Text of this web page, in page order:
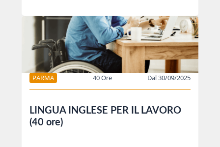
PARMA 40 Ore Dal 30/09/2025
LINGUA INGLESE PER IL LAVORO
(40 ore)